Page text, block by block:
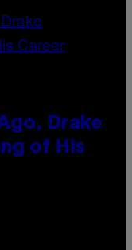
Drake
of His